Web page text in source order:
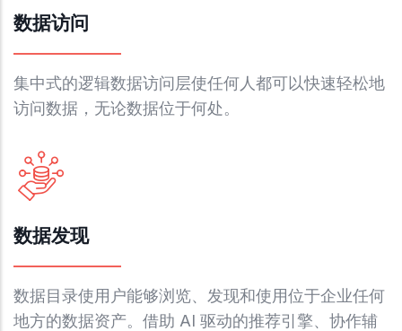
数据访问
集中式的逻辑数据访问层使任何人都可以快速轻松地
访问数据，无论数据位于何处。
数据发现
数据目录使用户能够浏览、发现和使用位于企业任何
地方的数据资产。借助 AI 驱动的推荐引擎、协作辅